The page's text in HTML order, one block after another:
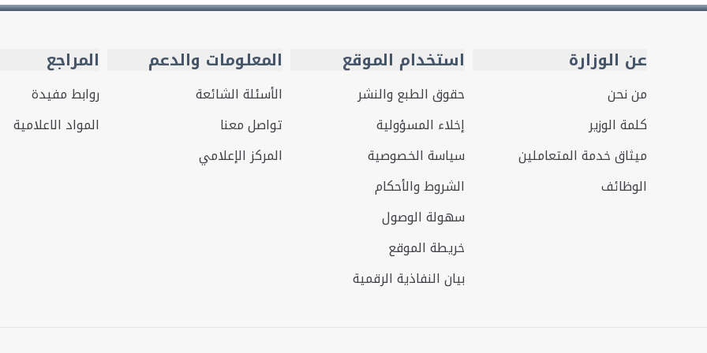
عن الوزارة
من نحن
كلمة الوزير
ميثاق خدمة المتعاملين
الوظائف
استخدام الموقع
حقوق الطبع والنشر
إخلاء المسؤولية
سياسة الخصوصية
الشروط والأحكام
سهولة الوصول
خريطة الموقع
بيان النفاذية الرقمية
المعلومات والدعم
الأسئلة الشائعة
تواصل معنا
المركز الإعلامي
المراجع
روابط مفيدة
المواد الاعلامية